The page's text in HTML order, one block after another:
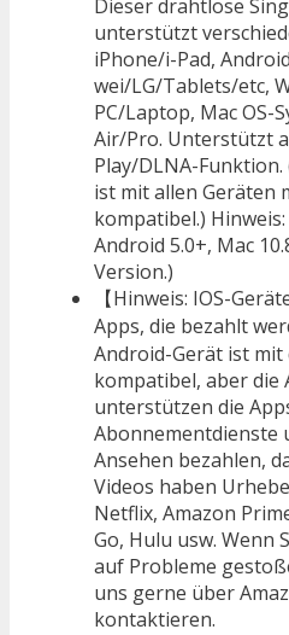
Dieser drahtlose
unterstützt
iPhone/i-Pad,
wei/LG/Tablets/etc,
PC/Laptop, Mac OS-
Air/Pro. Unterstützt
Play/DLNA-
ist mit allen Geräten
kompatibel.)
Android 5.0+, Mac
Version.)
【Hinweis: IOS-
Apps, die bezahlt
Android-Gerät ist mit
kompatibel, aber die
unterstützen die
Abonnementdienste
Ansehen bezahlen,
Videos haben
Netflix, Amazon
Go, Hulu usw. Wenn
auf Probleme
uns gerne über
kontaktieren.